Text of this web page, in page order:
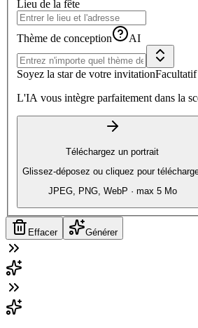
Lieu de la fête
Thème de conception AI
Soyez la star de votre invitationFacultatif
L'IA vous intègre parfaitement dans la
Téléchargez un portrait
Glissez-déposez ou cliquez pour
JPEG, PNG, WebP · max 5 Mo
Effacer Générer